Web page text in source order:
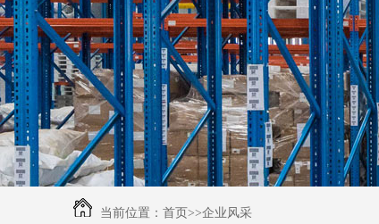
当前位置： 首页 >>企业风采